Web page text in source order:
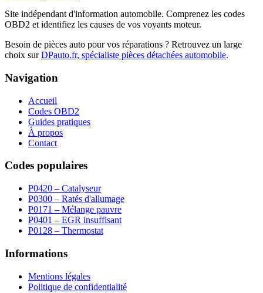
Site indépendant d'information automobile. Comprenez les codes
OBD2 et identifiez les causes de vos voyants moteur.
Besoin de pièces auto pour vos réparations ? Retrouvez un large
choix sur DPauto.fr, spécialiste pièces détachées automobile.
Navigation
Accueil
Codes OBD2
Guides pratiques
À propos
Contact
Codes populaires
P0420 – Catalyseur
P0300 – Ratés d'allumage
P0171 – Mélange pauvre
P0401 – EGR insuffisant
P0128 – Thermostat
Informations
Mentions légales
Politique de confidentialité